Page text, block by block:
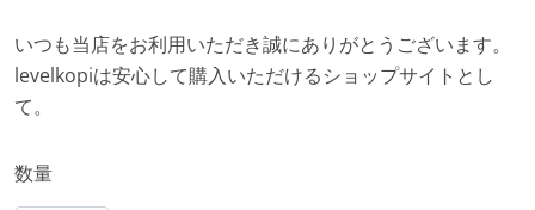
いつも当店をお利用いただき誠にありがとうございます。
levelkopiは安心して購入いただけるショップサイトとし
て。
数量